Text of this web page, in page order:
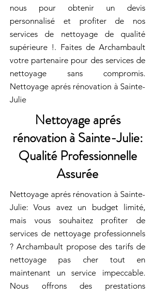
nous pour obtenir un devis
personnalisé et profiter de nos
services de nettoyage de qualité
supérieure !. Faites de Archambault
votre partenaire pour des services de
nettoyage sans compromis.
Nettoyage aprés rénovation à Sainte-
Julie
Nettoyage aprés
rénovation à Sainte-Julie:
Qualité Professionnelle
Assurée
Nettoyage aprés rénovation à Sainte-
Julie: Vous avez un budget limité,
mais vous souhaitez profiter de
services de nettoyage professionnels
? Archambault propose des tarifs de
nettoyage pas cher tout en
maintenant un service impeccable.
Nous offrons des prestations